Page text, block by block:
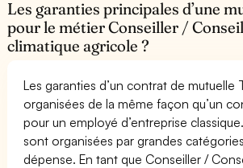
Les garanties principales d’une
pour le métier Conseiller /
climatique agricole ?
Les garanties d’un contrat de mutuelle
organisées de la même façon qu’un
pour un employé d’entreprise
sont organisées par grandes
dépense. En tant que Conseiller /